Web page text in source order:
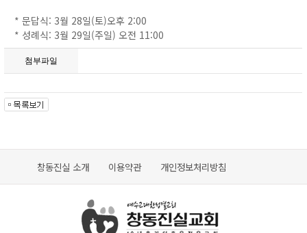
* 문답식: 3월 28일(토)오후 2:00
* 성례식: 3월 29일(주일) 오전 11:00
첨부파일
창동진실 소개 이용약관 개인정보처리방침